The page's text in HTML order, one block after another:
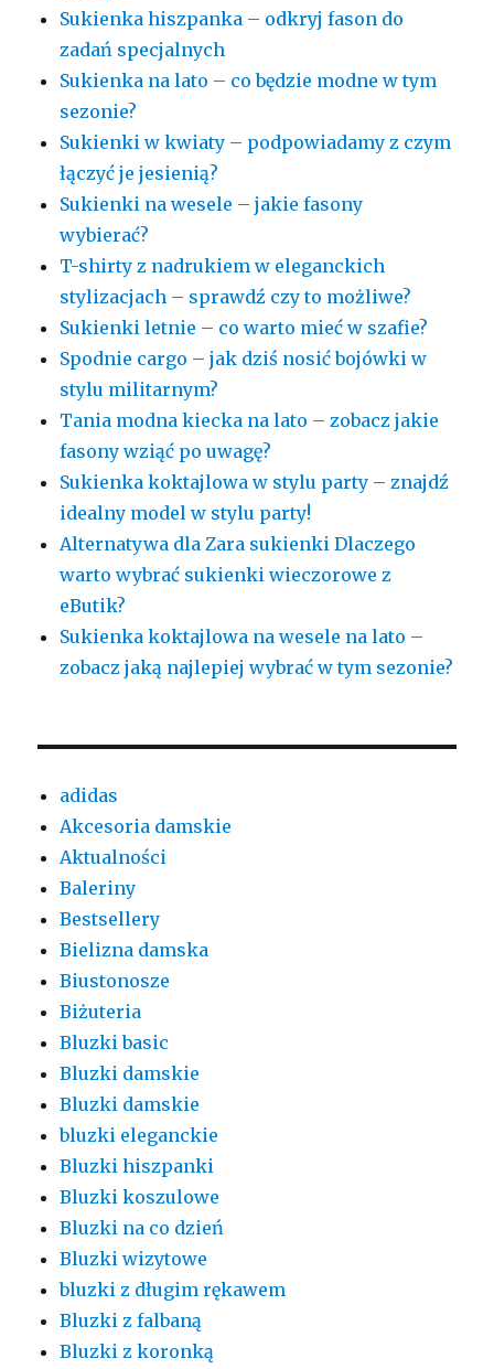
Sukienka hiszpanka – odkryj fason do
zadań specjalnych
Sukienka na lato – co będzie modne w tym
sezonie?
Sukienki w kwiaty – podpowiadamy z czym
łączyć je jesienią?
Sukienki na wesele – jakie fasony
wybierać?
T-shirty z nadrukiem w eleganckich
stylizacjach – sprawdź czy to możliwe?
Sukienki letnie – co warto mieć w szafie?
Spodnie cargo – jak dziś nosić bojówki w
stylu militarnym?
Tania modna kiecka na lato – zobacz jakie
fasony wziąć po uwagę?
Sukienka koktajlowa w stylu party – znajdź
idealny model w stylu party!
Alternatywa dla Zara sukienki Dlaczego
warto wybrać sukienki wieczorowe z
eButik?
Sukienka koktajlowa na wesele na lato –
zobacz jaką najlepiej wybrać w tym sezonie?
adidas
Akcesoria damskie
Aktualności
Baleriny
Bestsellery
Bielizna damska
Biustonosze
Biżuteria
Bluzki basic
Bluzki damskie
Bluzki damskie
bluzki eleganckie
Bluzki hiszpanki
Bluzki koszulowe
Bluzki na co dzień
Bluzki wizytowe
bluzki z długim rękawem
Bluzki z falbaną
Bluzki z koronką